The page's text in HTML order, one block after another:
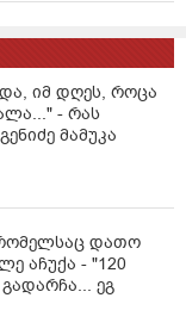
იმ დღეს, როცა
- რას
მამუკა
დათო
აჩუქა - "120
ეგ